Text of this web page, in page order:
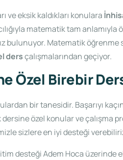
ve eksik kaldıkları konulara
matematik tam
bulunuyor. Matematik öğrenme
dersçalışmalarından geçiyor.
Özel Birebir
bir tanesidir. Başarıyı
özel konular ve çalışma
sizlere en iyi desteği
desteği Adem Hoca üzerinde